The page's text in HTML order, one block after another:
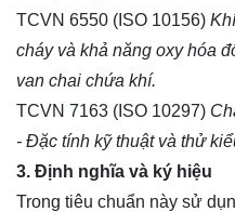
TCVN 6550 (ISO 10156)
cháy và khả năng oxy hóa
van chai chứa khí.
TCVN 7163 (ISO 10297)
- Đặc tính kỹ thuật và thử
3. Định nghĩa và ký hiệu
Trong tiêu chuẩn này sử